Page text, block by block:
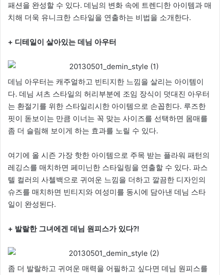
패션을 완성할 수 있다. 데님의 변화 속에 트렌디한 아이템과 매
치해 더욱 유니크한 스타일을 연출하는 비법을 소개한다.
+ 디테일이 살아있는 데님 아우터
데님 아우터는 캐주얼하고 빈티지한 느낌을 살리는 아이템이
다. 데님 셔츠 스타일의 허리부분에 조임 장식이 덧대진 아우터
는 환절기를 위한 스타일리시한 아이템으로 손꼽힌다. 루즈한
핏이 돋보이는 만큼 이너는 꼭 맞는 사이즈를 선택하면 몸매를
좀 더 슬림해 보이게 하는 효과를 노릴 수 있다.
여기에 올 시즌 가장 핫한 아이템으로 주목 받는 플라워 패턴의
레깅스를 매치하면 페미닌한 스타일링을 연출할 수 있다. 파스
텔 컬러의 사첼백으로 귀여운 느낌을 더하고 깔끔한 디자인의
슈즈를 매치하면 빈티지와 여성미를 동시에 담아낸 데님 스타
일이 완성된다.
+ 발랄한 그녀에겐 데님 원피스가 있다?!
좀 더 발랄하고 귀여운 매력을 어필하고 싶다면 데님 원피스를